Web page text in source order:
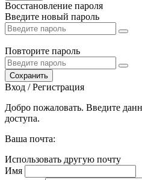
Восстановление пароля
Введите новый пароль
Повторите пароль
Сохранить
Вход / Регистрация
Добро пожаловать. Введите
доступа.
Ваша почта:
Использовать другую почту
Имя